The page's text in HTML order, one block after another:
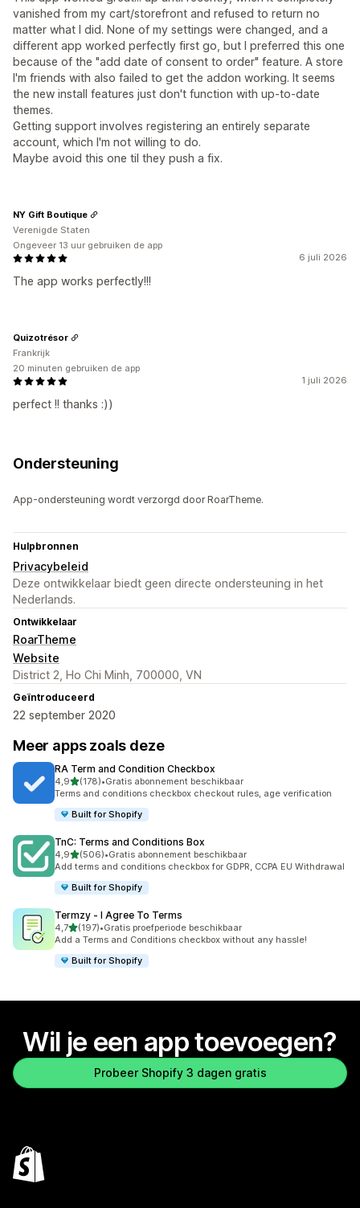
vanished from my cart/storefront and refused to return no
matter what I did. None of my settings were changed, and a
different app worked perfectly first go, but I preferred this one
because of the "add date of consent to order" feature. A store
I'm friends with also failed to get the addon working. It seems
the new install features just don't function with up-to-date
themes.
Getting support involves registering an entirely separate
account, which I'm not willing to do.
Maybe avoid this one til they push a fix.
6 juli 2026
The app works perfectly!!!
NY Gift Boutique
Verenigde Staten
Ongeveer 13 uur gebruiken de app
1 juli 2026
perfect !! thanks :))
Quizotrésor
Frankrijk
20 minuten gebruiken de app
Ondersteuning
App-ondersteuning wordt verzorgd door RoarTheme.
Hulpbronnen
Privacybeleid
Deze ontwikkelaar biedt geen directe ondersteuning in het
Nederlands.
Ontwikkelaar
RoarTheme
Website
District 2, Ho Chi Minh, 700000, VN
Geïntroduceerd
22 september 2020
Meer apps zoals deze
RA Term and Condition Checkbox
4,9van 5 sterren
(178)
178 recensies in totaal
•Gratis abonnement beschikbaar
Terms and conditions checkbox checkout rules, age verification
Built for Shopify
TnC: Terms and Conditions Box
4,9van 5 sterren
(506)
506 recensies in totaal
•Gratis abonnement beschikbaar
Add terms and conditions checkbox for GDPR, CCPA EU Withdrawal
Built for Shopify
Termzy ‑ I Agree To Terms
4,7van 5 sterren
(197)
197 recensies in totaal
•Gratis proefperiode beschikbaar
Add a Terms and Conditions checkbox without any hassle!
Built for Shopify
Wil je een app toevoegen?
Probeer Shopify 3 dagen gratis